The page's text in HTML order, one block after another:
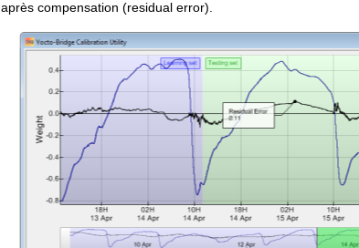
après compensation (residual error).